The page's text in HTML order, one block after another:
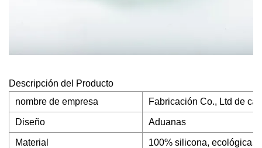
Descripción del Producto
nombre de empresa
Fabricación Co., Ltd de
Diseño Aduanas
Material 100% silicona, ecológica.